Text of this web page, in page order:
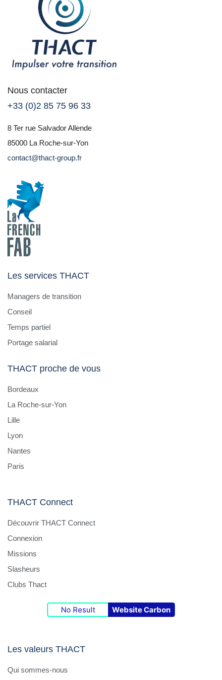
Nous contacter
+33 (0)2 85 75 96 33
8 Ter rue Salvador Allende
85000 La Roche-sur-Yon
contact@thact-group.fr
Les services THACT
Managers de transition
Conseil
Temps partiel
Portage salarial
THACT proche de vous
Bordeaux
La Roche-sur-Yon
Lille
Lyon
Nantes
Paris
THACT Connect
Découvrir THACT Connect
Connexion
Missions
Slasheurs
Clubs Thact
No Result Website Carbon
Les valeurs THACT
Qui sommes-nous